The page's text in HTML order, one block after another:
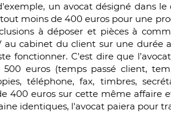
un avocat désigné dans
moins de 400 euros pour une
à déposer et pièces à
au cabinet du client sur une durée
fonctionner. C'est dire que
500 euros (temps passé client,
téléphone, fax, timbres,
400 euros sur cette même affaire
identiques, l'avocat paiera pour